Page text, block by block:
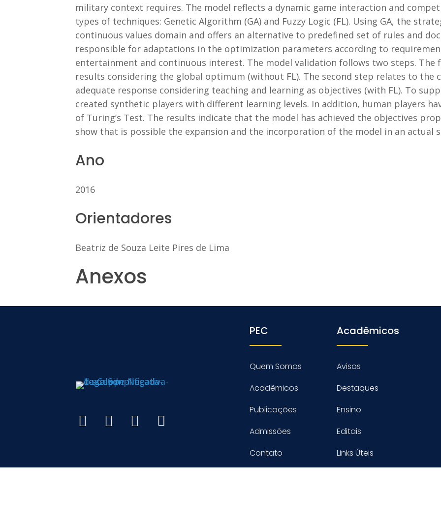
military context requires. The model reflects a dynamic game interaction and
types of techniques: Genetic Algorithm (GA) and Fuzzy Logic (FL). Using GA, the
continuous values domain and offers an alternative to predefined set of rules and
responsible for adaptations in the optimization parameters according to
entertainment and continuous interest. The model validation follows two steps.
results considering the global optimum (without FL). The second step relates to the
adequate response considering teaching and learning as objectives (with FL). To
created synthetic players with different learning levels. In addition, human players
of Turing’s Test. The results indicate that the model has achieved the objectives
show that is possible the expansion and the incorporation of the model in an actual
Ano
2016
Orientadores
Beatriz de Souza Leite Pires de Lima
Anexos
PEC
Quem Somos
Acadêmicos
Publicações
Admissões
Contato
Acadêmicos
Avisos
Destaques
Ensino
Editais
Links Úteis